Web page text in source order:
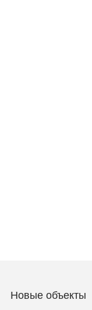
Новые объекты